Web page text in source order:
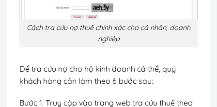
Cách tra cứu nợ thuế chính xác cho cá nhân, doanh
nghiệp
Để tra cứu nợ cho hộ kinh doanh cá thể, quý
khách hàng cần làm theo 6 bước sau:
Bước 1: Truy cập vào trang web tra cứu thuế theo